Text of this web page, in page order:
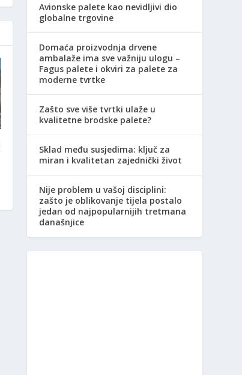
Avionske palete kao nevidljivi dio
globalne trgovine
Domaća proizvodnja drvene
ambalaže ima sve važniju ulogu –
Fagus palete i okviri za palete za
moderne tvrtke
Zašto sve više tvrtki ulaže u
kvalitetne brodske palete?
Sklad među susjedima: ključ za
miran i kvalitetan zajednički život
Nije problem u vašoj disciplini:
zašto je oblikovanje tijela postalo
jedan od najpopularnijih tretmana
današnjice